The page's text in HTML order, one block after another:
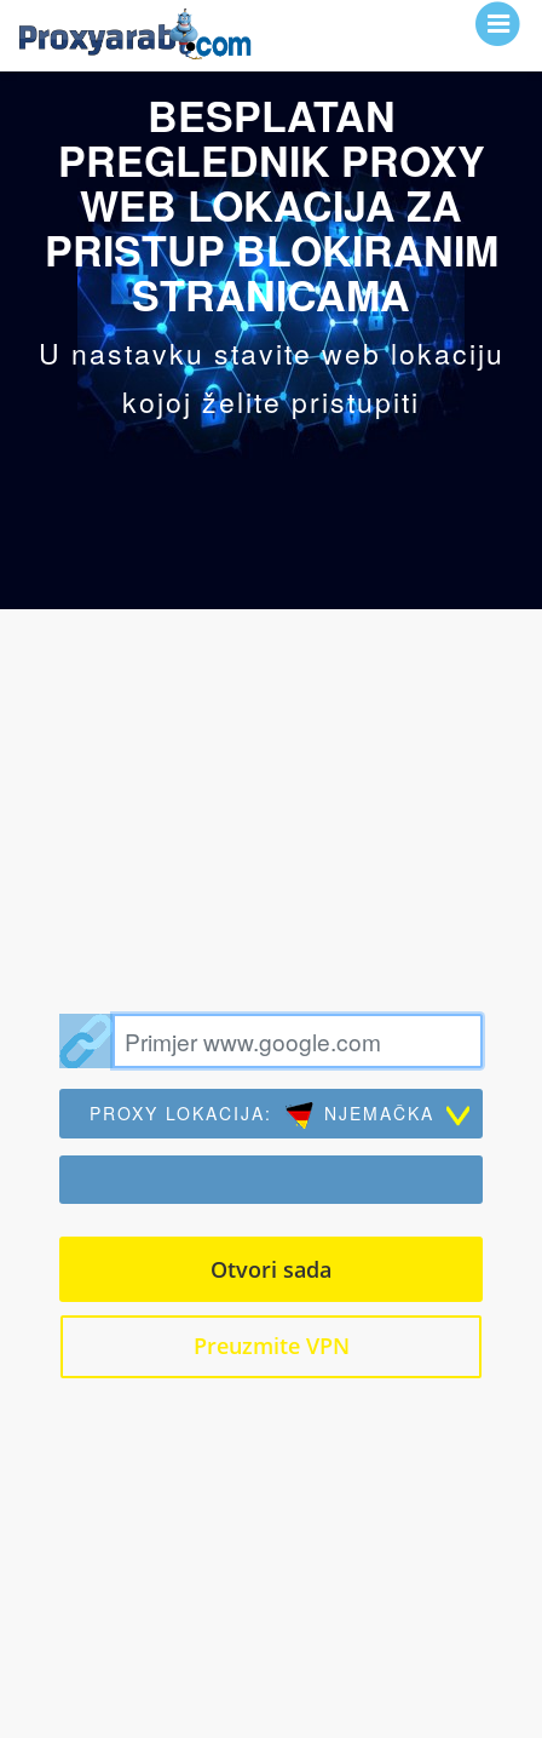
BESPLATAN
PREGLEDNIK PROXY
WEB LOKACIJA ZA
PRISTUP BLOKIRANIM
STRANICAMA
U nastavku stavite web lokaciju
kojoj želite pristupiti
PROXY LOKACIJA: NJEMAČKA
Otvori sada
Preuzmite VPN